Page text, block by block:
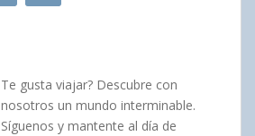
Te gusta viajar? Descubre con
nosotros un mundo interminable.
Síguenos y mantente al día de